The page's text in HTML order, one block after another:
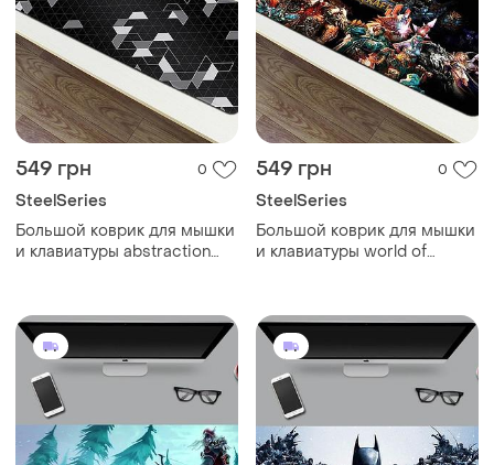
549 грн 0
SteelSeries
Большой коврик для мышки
и клавиатуры abstraction
549 грн 0
SteelSeries
Большой коврик для мышки
и клавиатуры world of